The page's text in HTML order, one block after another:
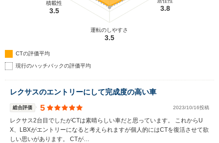
3.8
運転のしやすさ
3.5
積載性
3.5
CTの評価平均
現行のハッチバックの評価平均
レクサスのエントリーにして完成度の高い車
総合評価 5 2023/10/16投稿
レクサス2台目でしたがCTは素晴らしい車だと思っています。 これからU
X、LBXがエントリーになると考えられますが個人的にはCTを復活させて欲
しい思いがあります。 CTが…